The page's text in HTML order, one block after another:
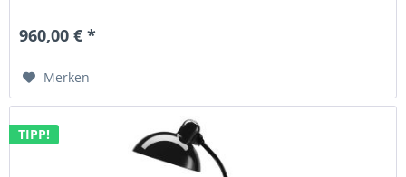
960,00 € *
Merken
TIPP!